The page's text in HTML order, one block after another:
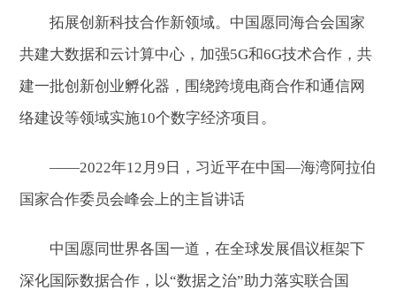
拓展创新科技合作新领域。中国愿同海合会国家
共建大数据和云计算中心，加强5G和6G技术合作，共
建一批创新创业孵化器，围绕跨境电商合作和通信网
络建设等领域实施10个数字经济项目。
——2022年12月9日，习近平在中国—海湾阿拉伯
国家合作委员会峰会上的主旨讲话
中国愿同世界各国一道，在全球发展倡议框架下
深化国际数据合作，以“数据之治”助力落实联合国